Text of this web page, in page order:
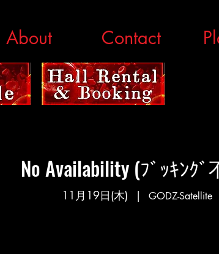
About Contact
No Availability (ﾌﾞｯｷﾝｸﾞ
11月19日(木)
  |
GODZ-Satellite